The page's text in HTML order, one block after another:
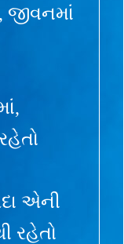
એની
રહેતો